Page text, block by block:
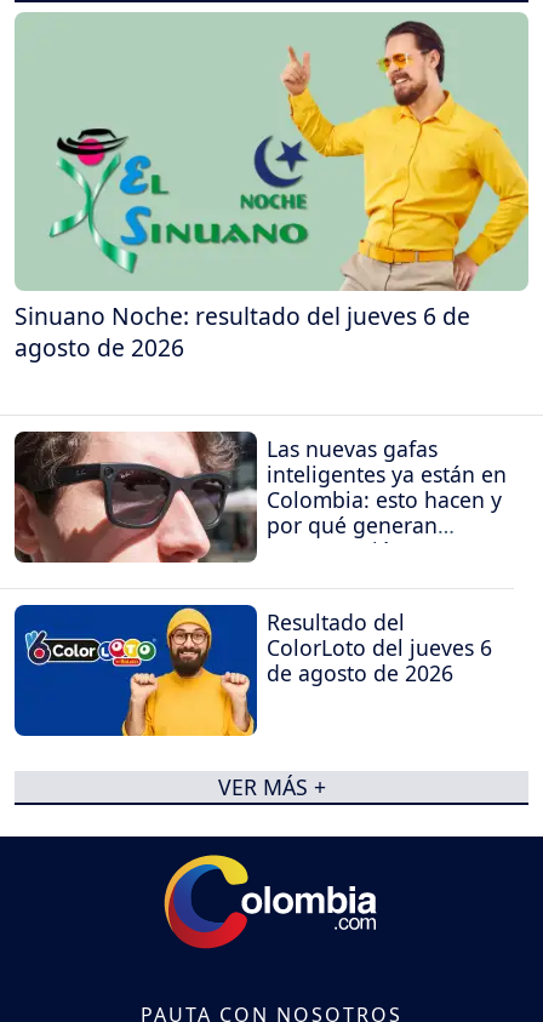
Sinuano Noche: resultado del jueves 6 de
agosto de 2026
Las nuevas gafas
inteligentes ya están en
Colombia: esto hacen y
por qué generan
preocupación
Resultado del
ColorLoto del jueves 6
de agosto de 2026
VER MÁS +
PAUTA CON NOSOTROS